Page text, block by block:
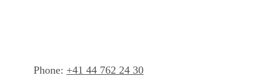
Phone: +41 44 762 24 30